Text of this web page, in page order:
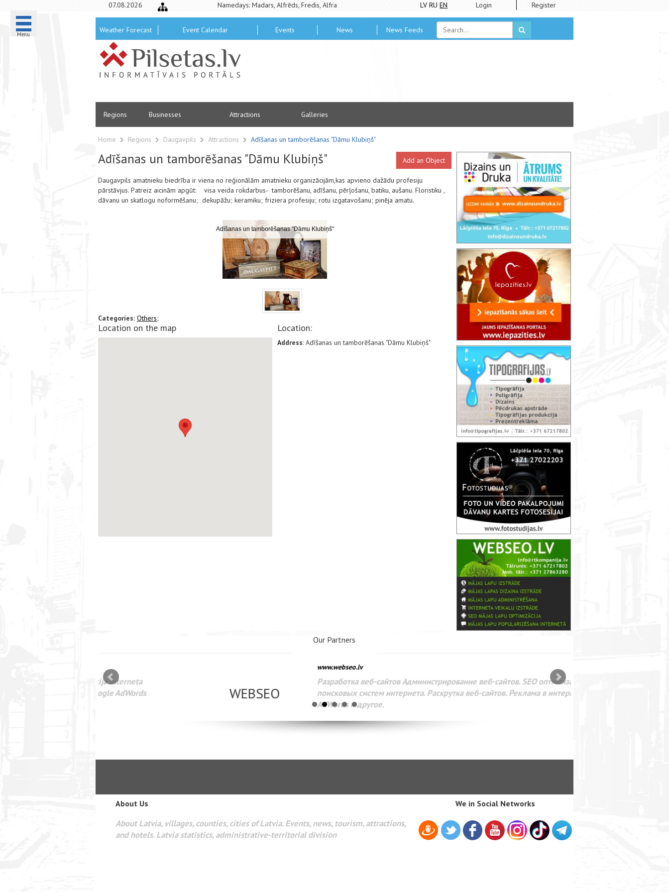
Menu
07.08.2026 Namedays: Madars, Alfrēds, Fredis, Alfra LV RU EN Login Register
Weather Forecast Event Calendar Events News News Feeds
Regions Businesses Attractions Galleries
Home Regions Daugavpils Attractions Adīšanas un tamborēšanas "Dāmu Klubiņš"
Adīšanas un tamborēšanas "Dāmu Klubiņš" Add an Object
Daugavpils amatnieku biedrība ir viena no reģionālām amatnieku organizācijām,kas apvieno dažādu profesiju
pārstāvjus. Patreiz aicinām apgūt: visa veida rokdarbus- tamborēšanu, adīšanu, pērļošanu, batiku, aušanu. Floristiku ,
dāvanu un skatlogu noformēšanu; dekupāžu; keramiku; friziera profesiju; rotu izgatavošanu; pinēja amatu.
Adīšanas un tamborēšanas "Dāmu Klubiņš"
Categories: Others;
Location on the map Location:
Address: Adīšanas un tamborēšanas "Dāmu Klubiņš"
Our Partners
Разработка веб-сайтов Администрирование веб-сайтов. SEO оптимизация сайта для
поисковых систем интернета. Раскрутка веб-сайтов. Реклама в интернете Google
About Us
About Latvia, villages, counties, cities of Latvia. Events, news, tourism, attractions,
and hotels. Latvia statistics, administrative-territorial division
We in Social Networks